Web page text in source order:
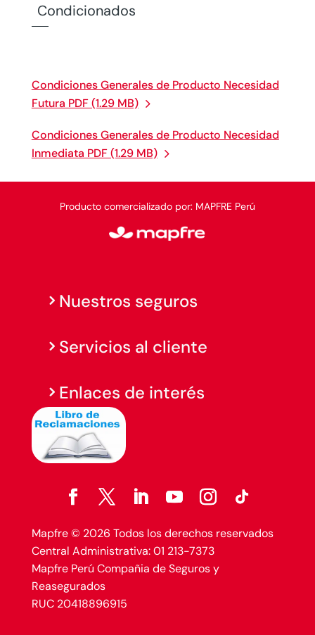
Condicionados
Condiciones Generales de Producto Necesidad
Futura PDF (1.29 MB)
Condiciones Generales de Producto Necesidad
Inmediata PDF (1.29 MB)
Producto comercializado por: MAPFRE Perú
Nuestros seguros
Servicios al cliente
Enlaces de interés
Mapfre © 2026 Todos los derechos reservados
Central Administrativa: 01 213-7373
Mapfre Perú Compañia de Seguros y
Reasegurados
RUC 20418896915